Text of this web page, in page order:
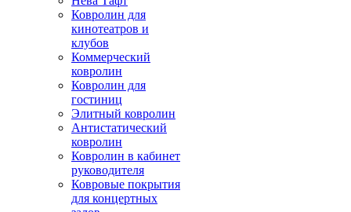
Ковролин для
кинотеатров и
клубов
Коммерческий
ковролин
Ковролин для
гостиниц
Элитный ковролин
Антистатический
ковролин
Ковролин в кабинет
руководителя
Ковровые покрытия
для концертных